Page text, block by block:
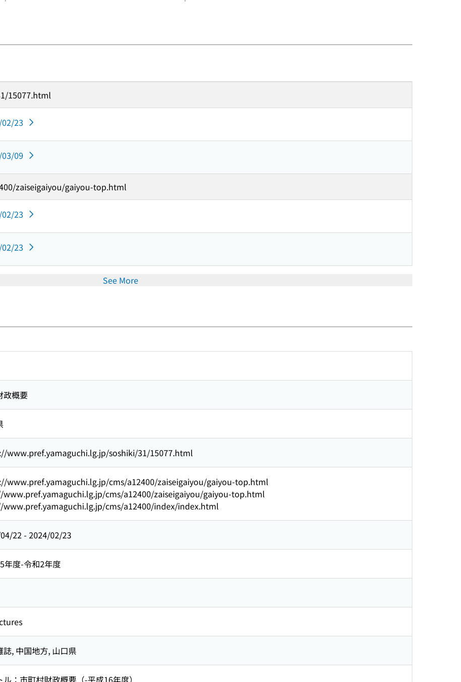
15077.html
23
09
zaiseigaiyou/gaiyou-top.html
23
23
See More
政概要
www.pref.yamaguchi.lg.jp/soshiki/31/15077.html
www.pref.yamaguchi.lg.jp/cms/a12400/zaiseigaiyou/gaiyou-top.html
cms/a12400/zaiseigaiyou/gaiyou-top.html
cms/a12400/index/index.html
22 - 2024/02/23
年度-令和2年度
誌, 中国地方, 山口県
ル：市町村財政概要（-平成16年度）